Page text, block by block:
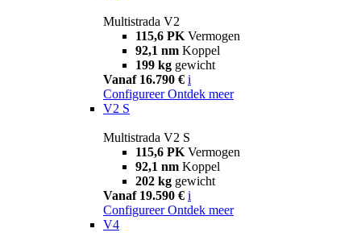
Multistrada V2
115,6 PK Vermogen
92,1 nm Koppel
199 kg gewicht
Vanaf 16.790 € i
Configureer Ontdek meer
V2 S
Multistrada V2 S
115,6 PK Vermogen
92,1 nm Koppel
202 kg gewicht
Vanaf 19.590 € i
Configureer Ontdek meer
V4